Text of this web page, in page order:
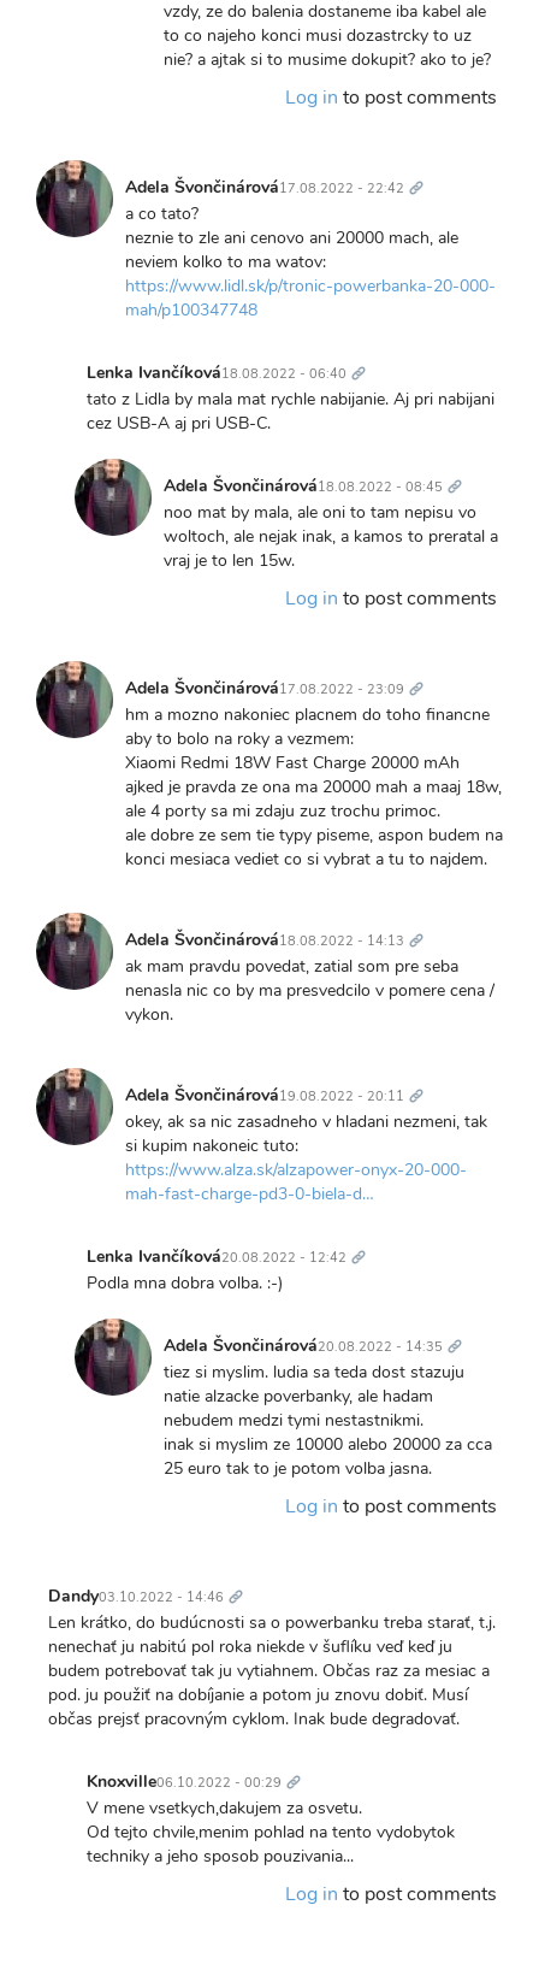
by
Lenka
Ivančíková
vzdy, ze do balenia dostaneme iba kabel ale
to co najeho konci musi dozastrcky to uz
nie? a ajtak si to musime dokupit? ako to je?
Log in to post comments
Adela Švončinárová17.08.2022 - 22:42 odkaz
a co tato?
neznie to zle ani cenovo ani 20000 mach, ale
neviem kolko to ma watov:
https://www.lidl.sk/p/tronic-powerbanka-20-000-
mah/p100347748
Lenka Ivančíková18.08.2022 - 06:40 odkaz
In
reply
a
co
tato?
neznie
Švončinárová
tato z Lidla by mala mat rychle nabijanie. Aj pri nabijani
cez USB-A aj pri USB-C.
Adela Švončinárová18.08.2022 - 08:45 odkaz
In
reply
to
mala
by
Lenka
Ivančíková
noo mat by mala, ale oni to tam nepisu vo
woltoch, ale nejak inak, a kamos to preratal a
vraj je to len 15w.
Log in to post comments
Adela Švončinárová17.08.2022 - 23:09 odkaz
hm a mozno nakoniec placnem do toho financne
aby to bolo na roky a vezmem:
Xiaomi Redmi 18W Fast Charge 20000 mAh
ajked je pravda ze ona ma 20000 mah a maaj 18w,
ale 4 porty sa mi zdaju zuz trochu primoc.
ale dobre ze sem tie typy piseme, aspon budem na
konci mesiaca vediet co si vybrat a tu to najdem.
Adela Švončinárová18.08.2022 - 14:13 odkaz
ak mam pravdu povedat, zatial som pre seba
nenasla nic co by ma presvedcilo v pomere cena /
vykon.
Adela Švončinárová19.08.2022 - 20:11 odkaz
okey, ak sa nic zasadneho v hladani nezmeni, tak
si kupim nakoneic tuto:
https://www.alza.sk/alzapower-onyx-20-000-
mah-fast-charge-pd3-0-biela-d…
Lenka Ivančíková20.08.2022 - 12:42 odkaz
In
to
okey,
ak
zasadneho
Podla mna dobra volba. :-)
Adela Švončinárová20.08.2022 - 14:35 odkaz
In
reply
to
Podla
mna
Lenka
Ivančíková
tiez si myslim. ludia sa teda dost stazuju
natie alzacke poverbanky, ale hadam
nebudem medzi tymi nestastnikmi.
inak si myslim ze 10000 alebo 20000 za cca
25 euro tak to je potom volba jasna.
Log in to post comments
Dandy03.10.2022 - 14:46 odkaz
Len krátko, do budúcnosti sa o powerbanku treba starať, t.j.
nenechať ju nabitú pol roka niekde v šuflíku veď keď ju
budem potrebovať tak ju vytiahnem. Občas raz za mesiac a
pod. ju použiť na dobíjanie a potom ju znovu dobiť. Musí
občas prejsť pracovným cyklom. Inak bude degradovať.
Knoxville06.10.2022 - 00:29 odkaz
In
reply
to
V mene vsetkych,dakujem za osvetu.
Od tejto chvile,menim pohlad na tento vydobytok
techniky a jeho sposob pouzivania...
Log in to post comments